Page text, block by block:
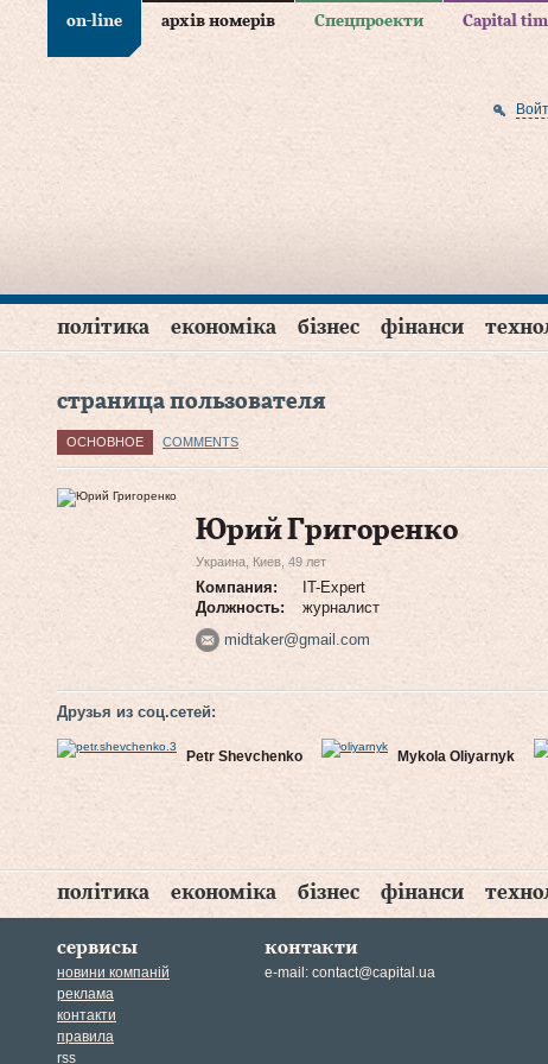
on-line архів номерів Спецпроекти Capital
політика економіка бізнес фінанси
страница пользователя
ОСНОВНОЕ COMMENTS
Юрий Григоренко
Украина, Киев, 49 лет
Компания:
IT-Expert
Должность:
журналист
midtaker@gmail.com
Друзья из соц.сетей:
Petr Shevchenko Mykola Oliyarnyk
політика економіка бізнес фінанси
сервисы
новини компаній
реклама
контакти
правила
rss
контакти
e-mail: contact@capital.ua